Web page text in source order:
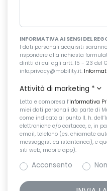
INFORMATIVA AI SENSI DEL
I dati personali acquisiti
rispondere alla richiesta
diritti di cui agli artt. 15 - 23 del
info.privacy@mobility.it.
Attività di marketing *
Letta e compresa l’Informativa
miei dati personali da parte di
come indicato al punto II. h.
elettroniche e/o cartacee, e, in
email, telefono (es. chiamate
messaggistica istantanea), e
siti web, mobile app).
Acconsento